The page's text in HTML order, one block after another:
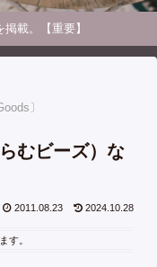
載。【重要】
〕
むビーズ）な
2011.08.23 2024.10.28
す。